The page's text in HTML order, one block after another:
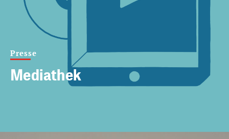
Presse
Mediathek